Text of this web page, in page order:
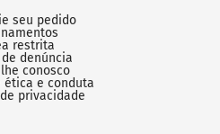
seu pedido
restrita
denúncia
conosco
ética e conduta
privacidade